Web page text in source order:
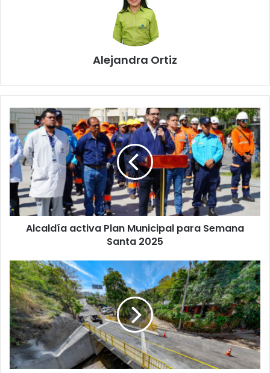
Alejandra Ortiz
Alcaldía
activa
Plan
Municipal
para
Semana
Santa
2025
Alcaldía activa Plan Municipal para Semana
Santa 2025
El
Salvador
asegura
la
conectividad
vial
con
entrega
de